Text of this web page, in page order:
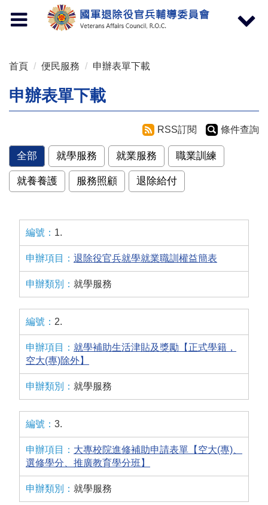
Toggle
navigation
Toggle
首頁 便民服務 申辦表單下載
申辦表單下載
RSS訂閱 條件查詢
全部 就學服務 就業服務 職業訓練
就養養護 服務照顧 退除給付
1.
退除役官兵就學就業職訓權益簡表
就學服務
2.
就學補助生活津貼及獎勵【正式學籍，
空大(專)除外】
就學服務
3.
大專校院進修補助申請表單【空大(專)、
選修學分、推廣教育學分班】
就學服務